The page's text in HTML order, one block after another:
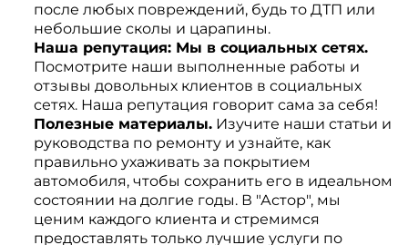
после любых повреждений, будь то ДТП или
небольшие сколы и царапины.
Наша репутация: Мы в социальных сетях.
Посмотрите наши выполненные работы и
отзывы довольных клиентов в социальных
сетях. Наша репутация говорит сама за себя!
Полезные материалы.Изучите наши статьи и
руководства по ремонту и узнайте, как
правильно ухаживать за покрытием
автомобиля, чтобы сохранить его в идеальном
состоянии на долгие годы.В "Астор", мы
ценим каждого клиента и стремимся
предоставлять только лучшие услуги по